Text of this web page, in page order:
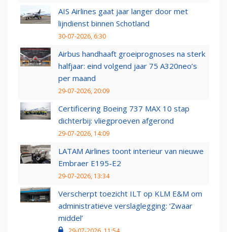
AIS Airlines gaat jaar langer door met
lijndienst binnen Schotland
30-07-2026, 6:30
Airbus handhaaft groeiprognoses na sterk
halfjaar: eind volgend jaar 75 A320neo’s
per maand
29-07-2026, 20:09
Certificering Boeing 737 MAX 10 stap
dichterbij: vliegproeven afgerond
29-07-2026, 14:09
LATAM Airlines toont interieur van nieuwe
Embraer E195-E2
29-07-2026, 13:34
Verscherpt toezicht ILT op KLM E&M om
administratieve verslaglegging: ‘Zwaar
middel’